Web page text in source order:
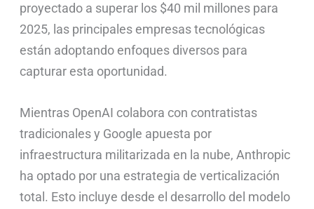
proyectado a superar los $40 mil millones para
2025, las principales empresas tecnológicas
están adoptando enfoques diversos para
capturar esta oportunidad.
Mientras OpenAI colabora con contratistas
tradicionales y Google apuesta por
infraestructura militarizada en la nube, Anthropic
ha optado por una estrategia de verticalización
total. Esto incluye desde el desarrollo del modelo